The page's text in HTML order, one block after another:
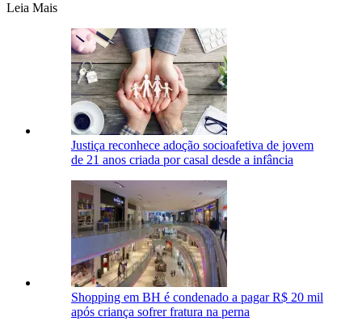
Leia Mais
Justiça reconhece adoção socioafetiva de jovem
de 21 anos criada por casal desde a infância
Shopping em BH é condenado a pagar R$ 20 mil
após criança sofrer fratura na perna